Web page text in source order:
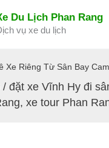
Du Lịch Phan Rang
vụ xe du lịch
Xe Riêng Từ Sân Bay
/ đặt xe Vĩnh Hy đi
, xe tour Phan